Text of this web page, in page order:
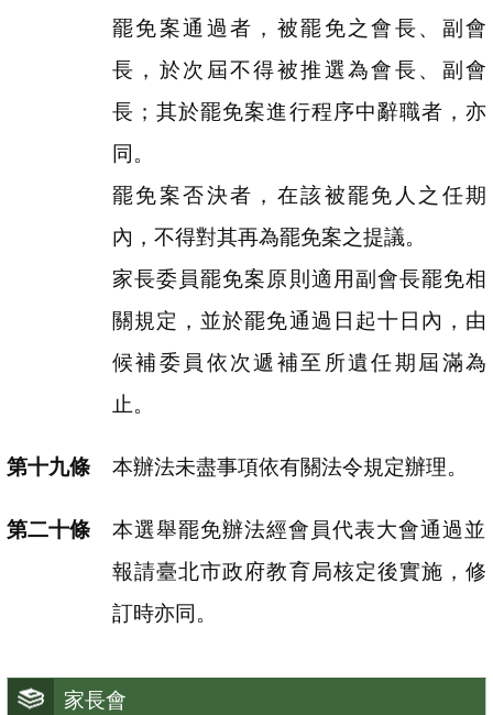
家長會
罷免案通過者，被罷免之會長、副會
長，於次屆不得被推選為會長、副會
長；其於罷免案進行程序中辭職者，亦
同。
罷免案否決者，在該被罷免人之任期
內，不得對其再為罷免案之提議。
家長委員罷免案原則適用副會長罷免相
關規定，並於罷免通過日起十日內，由
候補委員依次遞補至所遺任期屆滿為
止。
本辦法未盡事項依有關法令規定辦理。
本選舉罷免辦法經會員代表大會通過並
報請臺北市政府教育局核定後實施，修
訂時亦同。